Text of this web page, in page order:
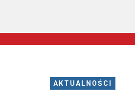
AKTUALNOŚCI